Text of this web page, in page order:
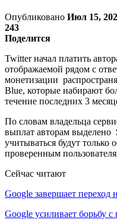
Опубликовано Июл 15,
243
Поделится
Twitter начал платить
отображаемой рядом с
монетизации
Blue, которые набирают
течение последних 3
По словам владельца
выплат авторам
учитываться будут только
проверенным
Сейчас читают
Google завершает переход
Google усиливает борьбу